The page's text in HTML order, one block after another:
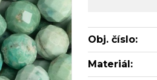
Obj. číslo:
Materiál: